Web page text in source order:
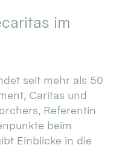
im
seit mehr als 50
Caritas und
Referentin
beim
Einblicke in die